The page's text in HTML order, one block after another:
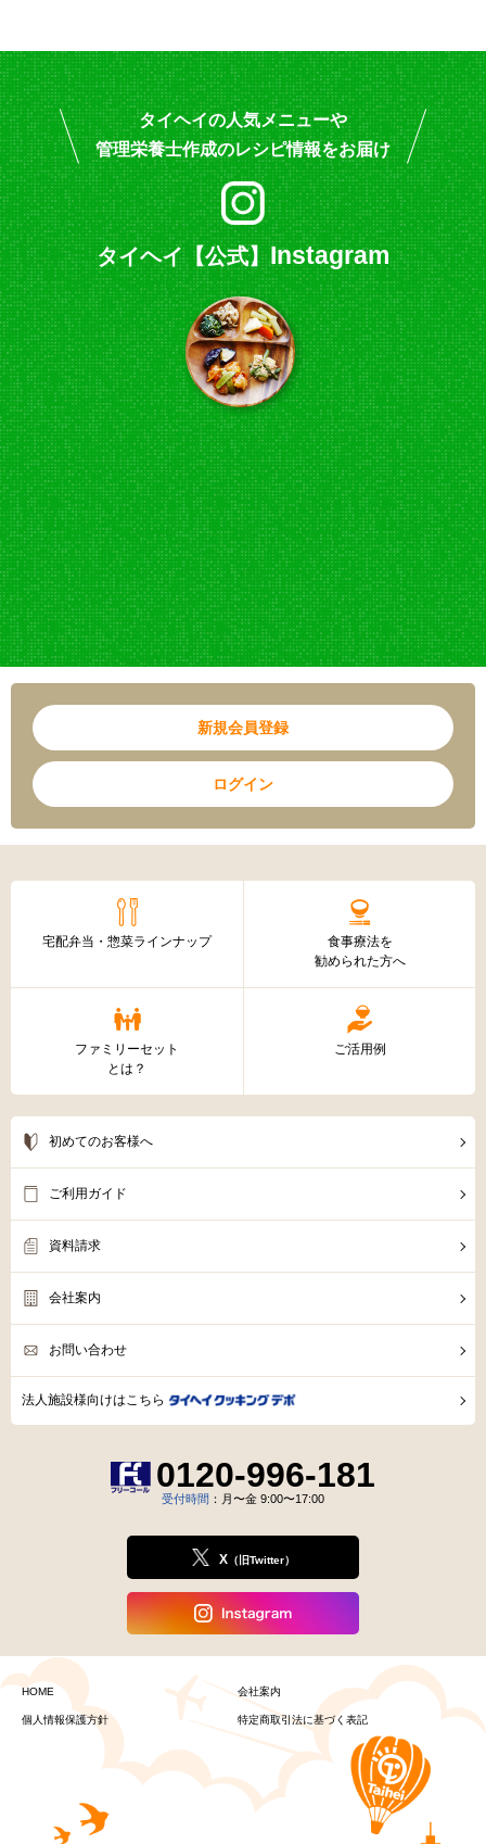
タイヘイの人気メニューや
管理栄養士作成のレシピ情報をお届け
タイヘイ【公式】Instagram
新規会員登録
ログイン
宅配弁当・惣菜ラインナップ
食事療法を
勧められた方へ
ファミリーセット
とは？
ご活用例
初めてのお客様へ
ご利用ガイド
資料請求
会社案内
お問い合わせ
法人施設様向けはこちら
0120-996-181
受付時間 ：月〜金 9:00〜17:00
X （旧Twitter）
HOME 会社案内
個人情報保護方針 特定商取引法に基づく表記